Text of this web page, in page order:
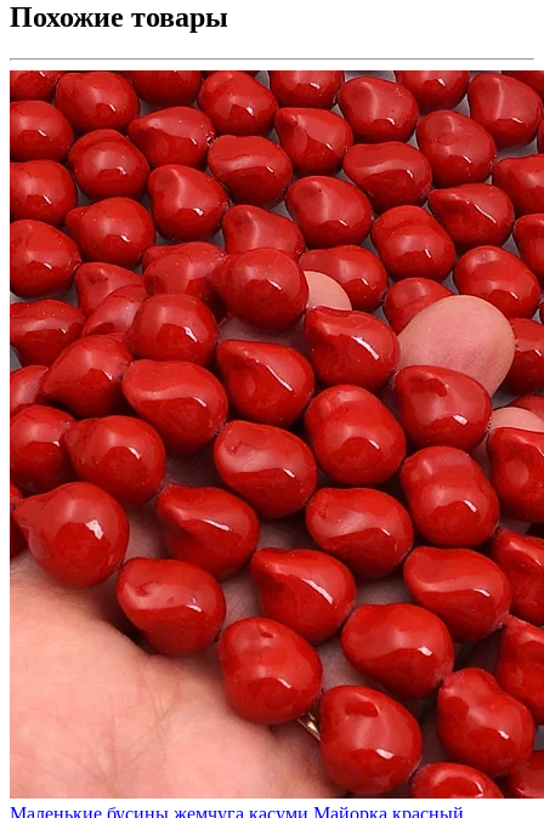
Похожие товары
Маленькие бусины жемчуга касуми Майорка красный